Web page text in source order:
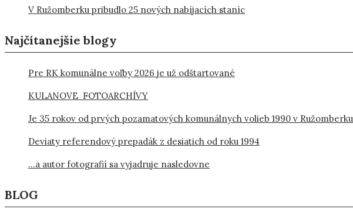
V Ružomberku pribudlo 25 nových nabíjacích staníc
Najčítanejšie blogy
Pre RK komunálne voľby 2026 je už odštartované
KULANOVE FOTOARCHÍVY
Je 35 rokov od prvých pozamatových komunálnych volieb 1990 v Ružomberku
Deviaty referendový prepadák z desiatich od roku 1994
…a autor fotografií sa vyjadruje nasledovne
BLOG